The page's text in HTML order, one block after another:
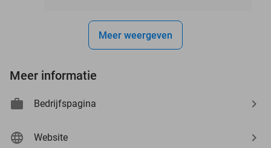
Meer weergeven
Meer informatie
Bedrijfspagina
Website